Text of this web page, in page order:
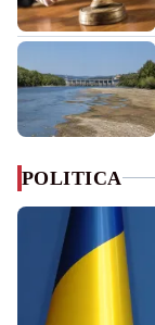
POLITICA